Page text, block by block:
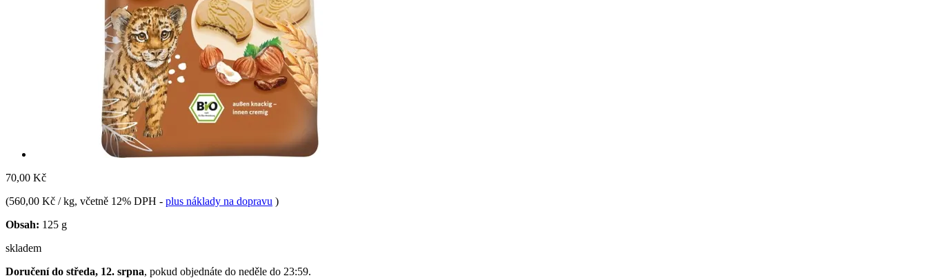
70,00 Kč
(560,00 Kč / kg, včetně 12% DPH - plus náklady na dopravu )
Obsah: 125 g
skladem
Doručení do středa, 12. srpna, pokud objednáte do neděle do 23:59.